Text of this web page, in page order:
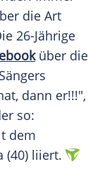
die Art
26-Jährige
über die
dann er!!!",
so:
dem
(40) liiert.